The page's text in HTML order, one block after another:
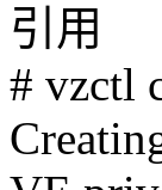
引用
# vzctl